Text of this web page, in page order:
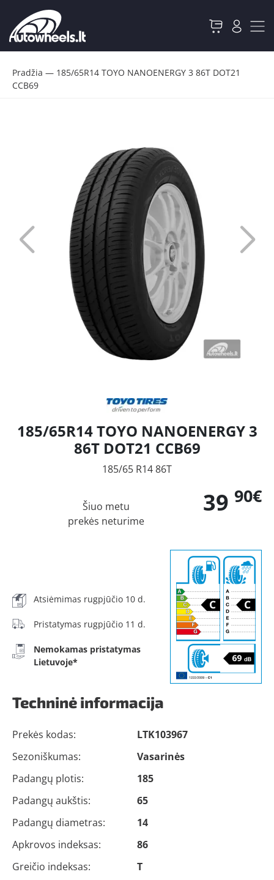
Pradžia — 185/65R14 TOYO NANOENERGY 3 86T DOT21
CCB69
185/65R14 TOYO NANOENERGY 3
86T DOT21 CCB69
185/65 R14 86T
39 90€
Šiuo metu
prekės neturime
Atsiėmimas rugpjūčio 10 d.
Pristatymas rugpjūčio 11 d.
Nemokamas pristatymas
Lietuvoje*
Techninė informacija
Prekės kodas:
LTK103967
Sezoniškumas:
Vasarinės
Padangų plotis:
185
Padangų aukštis:
65
Padangų diametras:
14
Apkrovos indeksas:
86
Greičio indeksas:
T